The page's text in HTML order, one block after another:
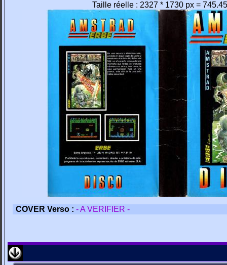
Taille réelle : 2327 * 1730 px =
COVER Verso : - A VERIFIER -